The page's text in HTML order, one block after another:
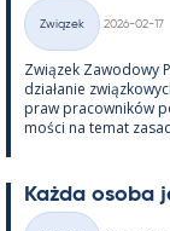
Kategorie
Związek
2026-02-17
Związek Zawo­dowy
działa­nie
praw pracow­ników
mości na te­mat
Każda osoba